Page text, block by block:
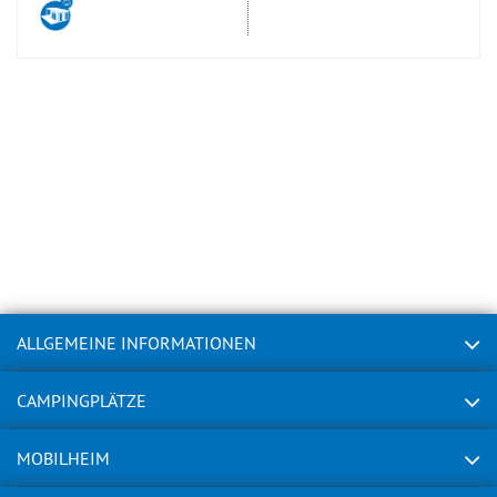
ALLGEMEINE INFORMATIONEN
CAMPINGPLÄTZE
MOBILHEIM